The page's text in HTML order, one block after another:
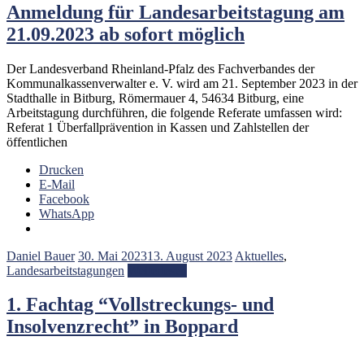
Anmeldung für Landesarbeitstagung am
21.09.2023 ab sofort möglich
Der Landesverband Rheinland-Pfalz des Fachverbandes der
Kommunalkassenverwalter e. V. wird am 21. September 2023 in der
Stadthalle in Bitburg, Römermauer 4, 54634 Bitburg, eine
Arbeitstagung durchführen, die folgende Referate umfassen wird:
Referat 1 Überfallprävention in Kassen und Zahlstellen der
öffentlichen
Drucken
E-Mail
Facebook
WhatsApp
Daniel Bauer 30. Mai 202313. August 2023 Aktuelles,
Landesarbeitstagungen
1. Fachtag “Vollstreckungs- und
Insolvenzrecht” in Boppard